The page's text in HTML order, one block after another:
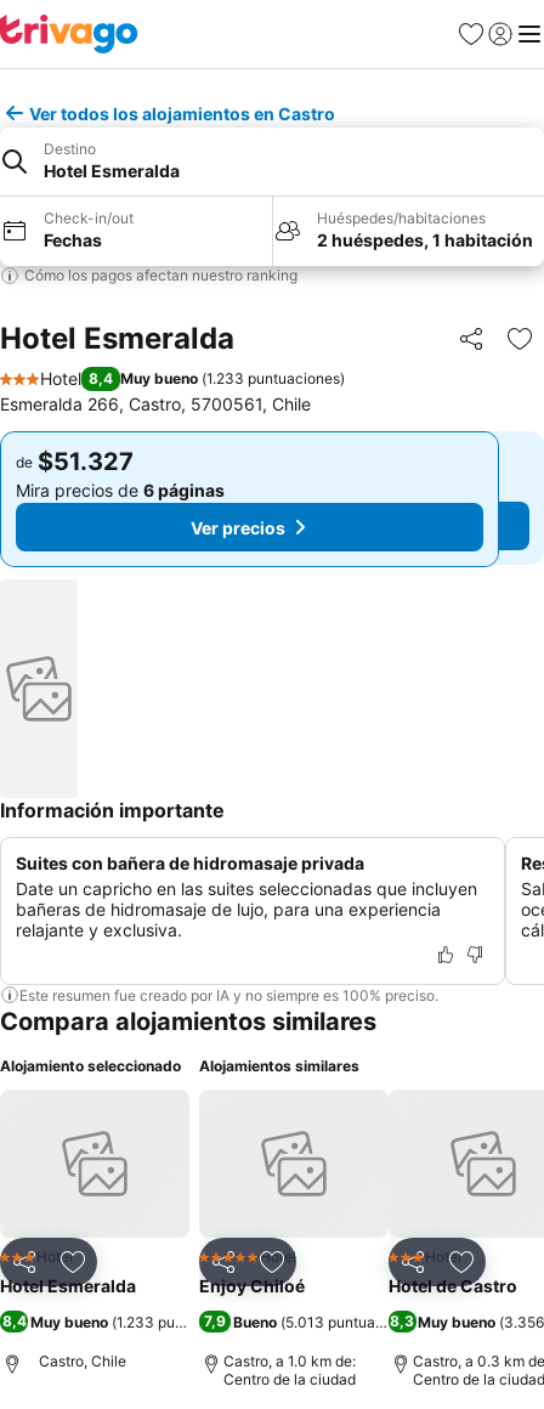
Favoritos
Iniciar
Ver todos los alojamientos en Castro
Destino
Hotel Esmeralda
Check-in/out
Fechas
Huéspedes/habitaciones
2 huéspedes, 1 habitación
Cómo los pagos afectan nuestro ranking
Hotel Esmeralda Compartir
3 Estrellas
Hotel 8,4 Muy bueno (1.233 puntuaciones)
Esmeralda 266, Castro, 5700561, Chile
de $51.327
Mira precios de 6 páginas
Ver precios
de $51.327
Mira precios de 6 páginas
Ver precios
Información importante
Suites con bañera de hidromasaje privada
Date un capricho en las suites seleccionadas que incluyen
bañeras de hidromasaje de lujo, para una experiencia
relajante y exclusiva.
Este resumen fue creado por IA y no siempre es 100% preciso.
Compara alojamientos similares
Alojamiento seleccionado
CompartirAgregar a favoritos
3 Estrellas
Hotel
Hotel Esmeralda
8,4 Muy bueno (1.233 puntuaciones)
Castro, Chile
Alojamientos similares
CompartirAgregar a favoritos
5 EstrellasHotel
Enjoy Chiloé
7,9 Bueno (5.013 puntuaciones)
Castro, a 1.0 km de:
Centro de la ciudad
CompartirAgregar
3 Estrellas
Hotel
Hotel de Castro
8,3Muy bueno (
Castro, a 0.3 km
Centro de la ciudad